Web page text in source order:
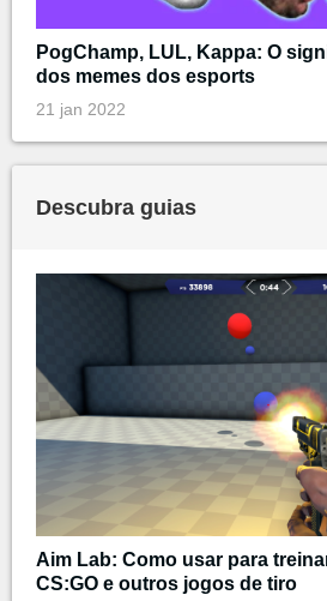
PogChamp, LUL, Kappa: O
dos memes dos esports
21 jan 2022
Descubra guias
Aim Lab: Como usar para
CS:GO e outros jogos de tiro